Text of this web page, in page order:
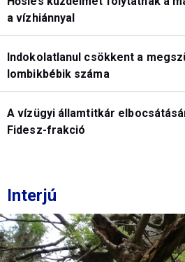
a vízhiánnyal
Indokolatlanul csökkent a
lombikbébik száma
A vízügyi államtitkár
Fidesz-frakció
Interjú